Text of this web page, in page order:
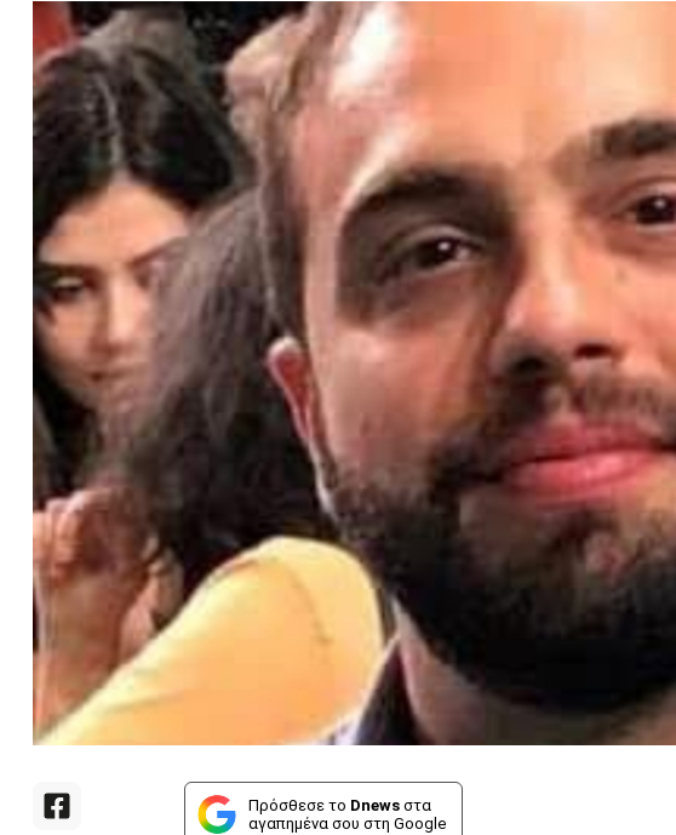
Πρόσθεσε το Dnews στα
αγαπημένα σου στη Google